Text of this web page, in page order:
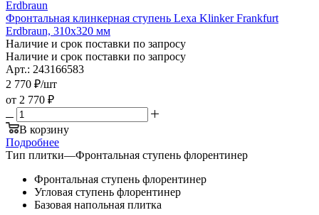
Фронтальная клинкерная ступень Lexa Klinker Frankfurt
Erdbraun, 310х320 мм
Наличие и срок поставки по запросу
Наличие и срок поставки по запросу
Арт.: 243166583
2 770 ₽/шт
от 2 770 ₽
В корзину
Подробнее
Тип плитки—Фронтальная ступень флорентинер
Фронтальная ступень флорентинер
Угловая ступень флорентинер
Базовая напольная плитка